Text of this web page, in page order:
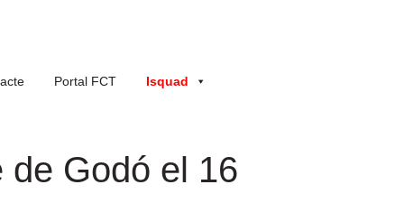
Portal FCT Isquad
de Godó el 16